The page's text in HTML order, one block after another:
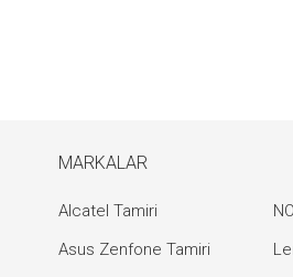
MARKALAR
Alcatel Tamiri
Asus Zenfone Tamiri